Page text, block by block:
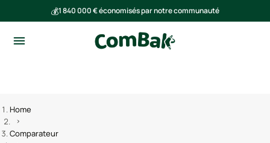
💰1 840 000 € économisés par notre communauté
Home
Comparateur